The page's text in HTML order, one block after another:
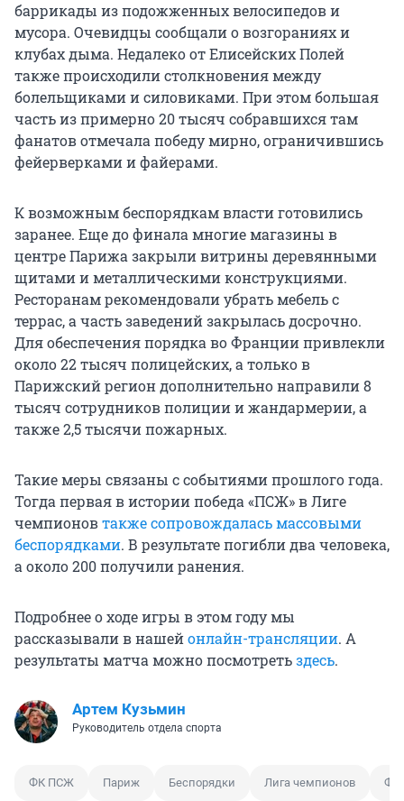
баррикады из подожженных велосипедов и
мусора. Очевидцы сообщали о возгораниях и
клубах дыма. Недалеко от Елисейских Полей
также происходили столкновения между
болельщиками и силовиками. При этом большая
часть из примерно 20 тысяч собравшихся там
фанатов отмечала победу мирно, ограничившись
фейерверками и файерами.
К возможным беспорядкам власти готовились
заранее. Еще до финала многие магазины в
центре Парижа закрыли витрины деревянными
щитами и металлическими конструкциями.
Ресторанам рекомендовали убрать мебель с
террас, а часть заведений закрылась досрочно.
Для обеспечения порядка во Франции привлекли
около 22 тысяч полицейских, а только в
Парижский регион дополнительно направили 8
тысяч сотрудников полиции и жандармерии, а
также 2,5 тысячи пожарных.
Такие меры связаны с событиями прошлого года.
Тогда первая в истории победа «ПСЖ» в Лиге
чемпионовтакже сопровождалась массовыми
беспорядками. В результате погибли два человека,
а около 200 получили ранения.
Подробнее о ходе игры в этом году мы
рассказывали в нашейонлайн-трансляции. А
результаты матча можно посмотретьздесь.
Артем Кузьмин
Руководитель отдела спорта
ФК ПСЖ Париж Беспорядки Лига чемпионов